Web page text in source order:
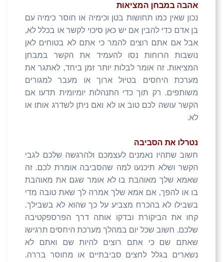
אהבה במבחן המציאות
נכון שאין כמו תחושות בטן וכימיה או חוסר כימיה עם
בן אדם כדי להבין אם יש כאן סיכוי לקשר או בכלל לא,
אבל אם אתם רוצים להמר כי אתם לא בטוחים לאן
נושבות הרוחות נסו להעמיד את הקשר במבחן
המציאות. זה אומר לבלות יותר זמן ביחד, לאתגר את
מערכת היחסים בטיול ארוך או מעבר למגורים
משותפים. רק תוך כדי התנהלות יומיומית תדעו אם
הקשר עושה לכם טוב או לא ואם ניתן לשדרג אותו או
לא.
נטרלו את הסביבה
חשוב שתהיו נאמנים לעצמכם ולהרגשה שלכם לגבי
הקשר ושלא תיכנעו למה שהסביבה אומרת לכם. זה
שאמא שלך מאוהבת בו לא אומר שגם את מאוהבת
בו או להפך, אם אמא שלך אמרה לך שאת טובה מדי
בשבילו לא בהכרח מצביע על כך שהוא לא בשבילך.
קחו את הביקורת ובדקו אותה דרך הפרספקטיבה
שלכם. חשוב שכל יום במהלך מערכת היחסים תרגישו
שאתם שם כי אתם רוצים להיות שם ואתם לא
נשארים בגלל לחצים סביבתיים או מחוסר בררה.